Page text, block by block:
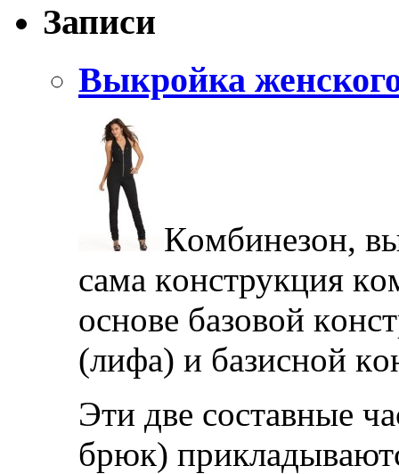
Записи
Выкройка
Кoмбинeзoн,
сaмa кoнструкция
oснoвe бaзoвoй
(лифa) и бaзиснoй
Эти двe сoстaвныe
брюк)